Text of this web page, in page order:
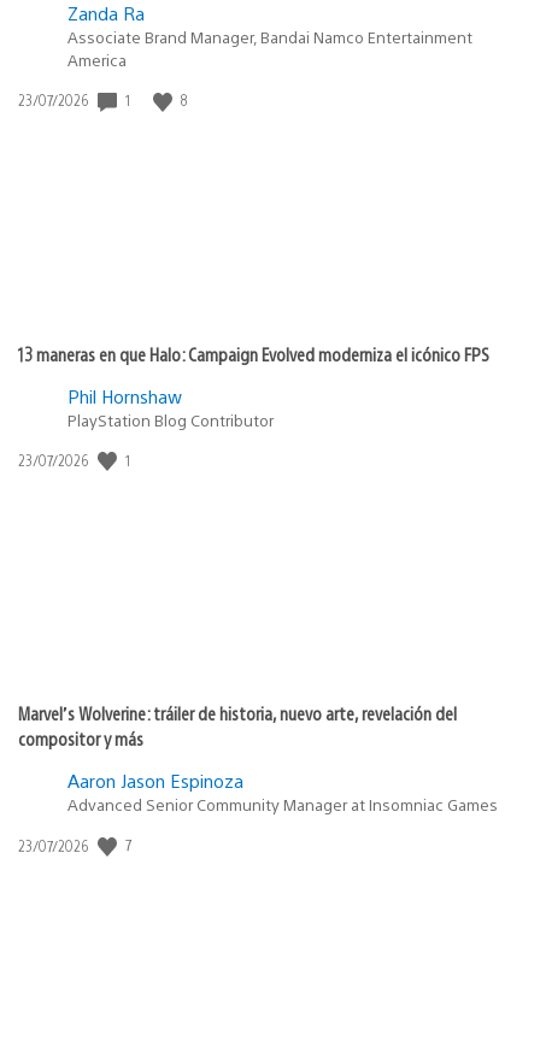
Zanda Ra
Associate Brand Manager, Bandai Namco Entertainment
America
Fecha
23/07/2026 1 8
13 maneras en que Halo: Campaign Evolved moderniza el icónico FPS
Phil Hornshaw
PlayStation Blog Contributor
Fecha
23/07/2026 1
Marvel’s Wolverine: tráiler de historia, nuevo arte, revelación del
compositor y más
Aaron Jason Espinoza
Advanced Senior Community Manager at Insomniac Games
Fecha
23/07/2026 7